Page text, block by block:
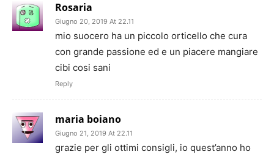
Rosaria
Giugno 20, 2019 At 22.11
mio suocero ha un piccolo orticello che cura
con grande passione ed e un piacere mangiare
cibi cosi sani
Reply
maria boiano
Giugno 21, 2019 At 22.11
grazie per gli ottimi consigli, io quest’anno ho